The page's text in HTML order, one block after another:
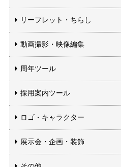
リーフレット・ちらし
動画撮影・映像編集
周年ツール
採用案内ツール
ロゴ・キャラクター
展示会・企画・装飾